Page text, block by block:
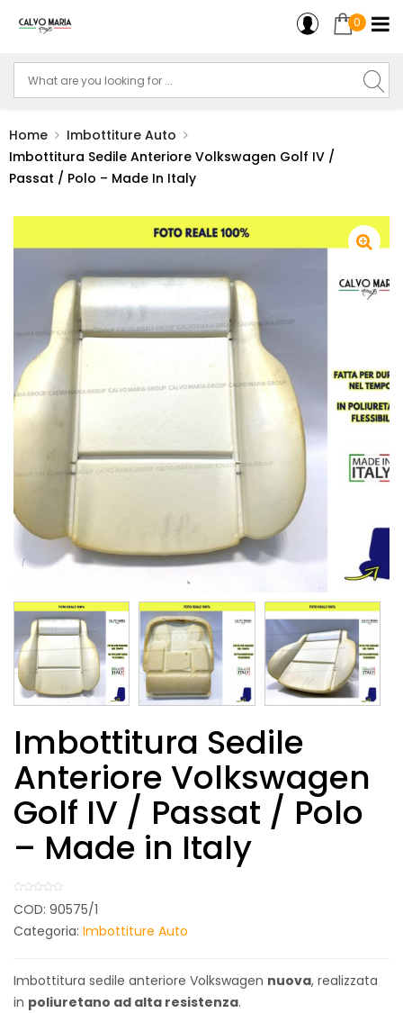
0
Home
Imbottiture Auto
Imbottitura Sedile Anteriore Volkswagen Golf IV /
Passat / Polo – Made In Italy
Imbottitura Sedile
Anteriore Volkswagen
Golf IV / Passat / Polo
– Made in Italy
COD: 90575/1
Categoria: Imbottiture Auto
Imbottitura sedile anteriore Volkswagen nuova, realizzata
in poliuretano ad alta resistenza.